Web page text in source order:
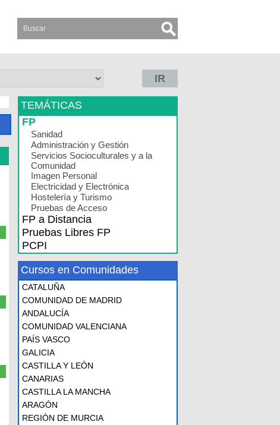
IR
TEMÁTICAS
FP
Sanidad
Administración y Gestión
Servicios Socioculturales y a la
Comunidad
Imagen Personal
Electricidad y Electrónica
Hostelería y Turismo
Pruebas de Acceso
FP a Distancia
Pruebas Libres FP
PCPI
Cursos en Comunidades
CATALUÑA
COMUNIDAD DE MADRID
ANDALUCÍA
COMUNIDAD VALENCIANA
PAÍS VASCO
GALICIA
CASTILLA Y LEÓN
CANARIAS
CASTILLA LA MANCHA
ARAGÓN
REGIÓN DE MURCIA